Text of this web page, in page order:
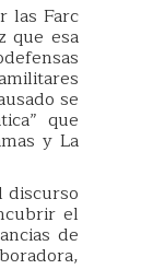
las Farc
que esa
se
que
y La
discurso
el
de